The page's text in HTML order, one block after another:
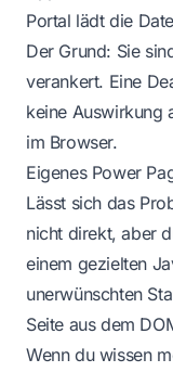
Portal lädt die
Der Grund: Sie
verankert. Eine
keine Auswirkung
im Browser.
Eigenes Power
Lässt sich das
nicht direkt, aber
einem gezielten
unerwünschten
Seite aus dem
Wenn du wissen